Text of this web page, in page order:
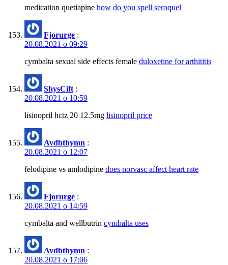
medication quetiapine how do you spell seroquel
Fjorurge :
20.08.2021 о 09:29
cymbalta sexual side effects female duloxetine for arthititis
ShysCift :
20.08.2021 о 10:59
lisinopril hctz 20 12.5mg lisinopril price
Avdbthymn :
20.08.2021 о 12:07
felodipine vs amlodipine does norvasc affect heart rate
Fjorurge :
20.08.2021 о 14:59
cymbalta and wellbutrin cymbalta uses
Avdbthymn :
20.08.2021 о 17:06